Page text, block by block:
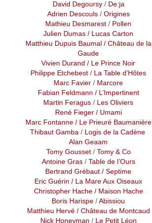
David Degoursy/ De:ja
Adrien Descouls/ Origines
Mathieu Desmarest / Pollen
Julien Dumas / Lucas Carton
Matthieu Dupuis Baumal/ Château de la
Gaude
Vivien Durand / Le Prince Noir
Philippe Etchebest / La Table d’Hôtes
Marc Favier / Marcore
Fabian Feldmann / L’Impertinent
Martin Feragus / Les Oliviers
René Fieger/ Umami
Marc Fontanne/ Le Prieuré Baumanière
Thibaut Gamba /Logis de la Cadène
Alan Geaam
Tomy Gousset/ Tomy & Co
Antoine Gras/ Table de l’Ours
Bertrand Grébaut / Septime
Eric Guérin / La Mare Aux Oiseaux
Christopher Hache/ Maison Hache
Boris Harispe /Abissiou
Matthieu Hervé / Château de Montcaud
Nick Honeyman / Le Petit Léon